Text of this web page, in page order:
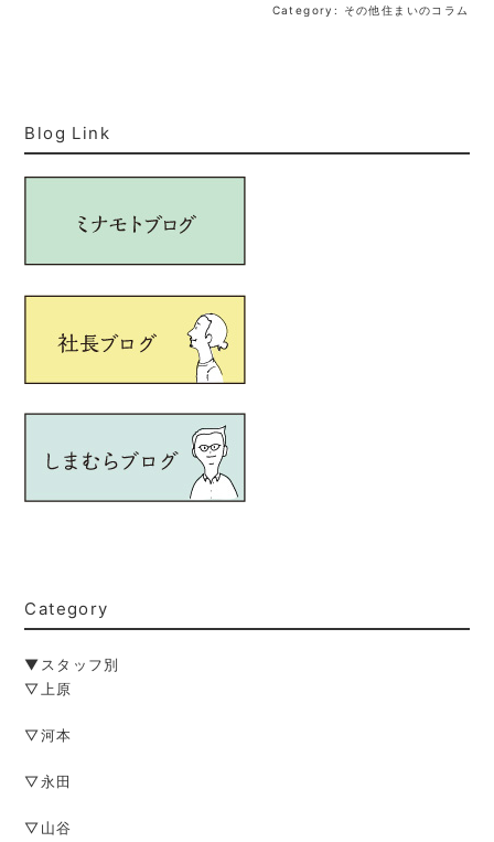
Blog Link
Category
▼スタッフ別
▽上原
▽河本
▽永田
▽山谷
Category: その他住まいのコラム